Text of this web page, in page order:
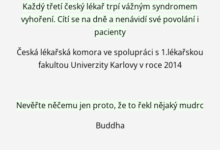
Každý třetí český lékař trpí vážným syndromem
vyhoření. Cítí se na dně a nenávidí své povolání i
pacienty
Česká lékařská komora ve spolupráci s 1.lékařskou
fakultou Univerzity Karlovy v roce 2014
Nevěřte něčemu jen proto, že to řekl nějaký mudrc
Buddha